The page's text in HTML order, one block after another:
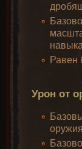
Равен
Урон от